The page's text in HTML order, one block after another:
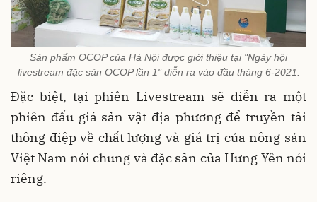
Sản phẩm OCOP của Hà Nội được giới thiệu tại "Ngày hội
livestream đặc sản OCOP lần 1" diễn ra vào đầu tháng 6-2021.
Đặc biệt, tại phiên Livestream sẽ diễn ra một
phiên đấu giá sản vật địa phương để truyền tải
thông điệp về chất lượng và giá trị của nông sản
Việt Nam nói chung và đặc sản của Hưng Yên nói
riêng.